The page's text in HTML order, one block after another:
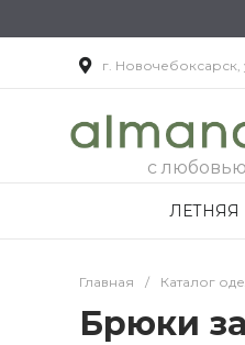
г. Новочебоксарск,
с
Главная / Каталог
Брюки